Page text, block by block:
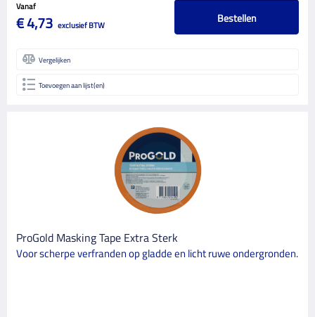
Vanaf
€ 4,73 exclusief BTW Bestellen
Vergelijken
Toevoegen aan lijst(en)
ProGold Masking Tape Extra Sterk
Voor scherpe verfranden op gladde en licht ruwe ondergronden.